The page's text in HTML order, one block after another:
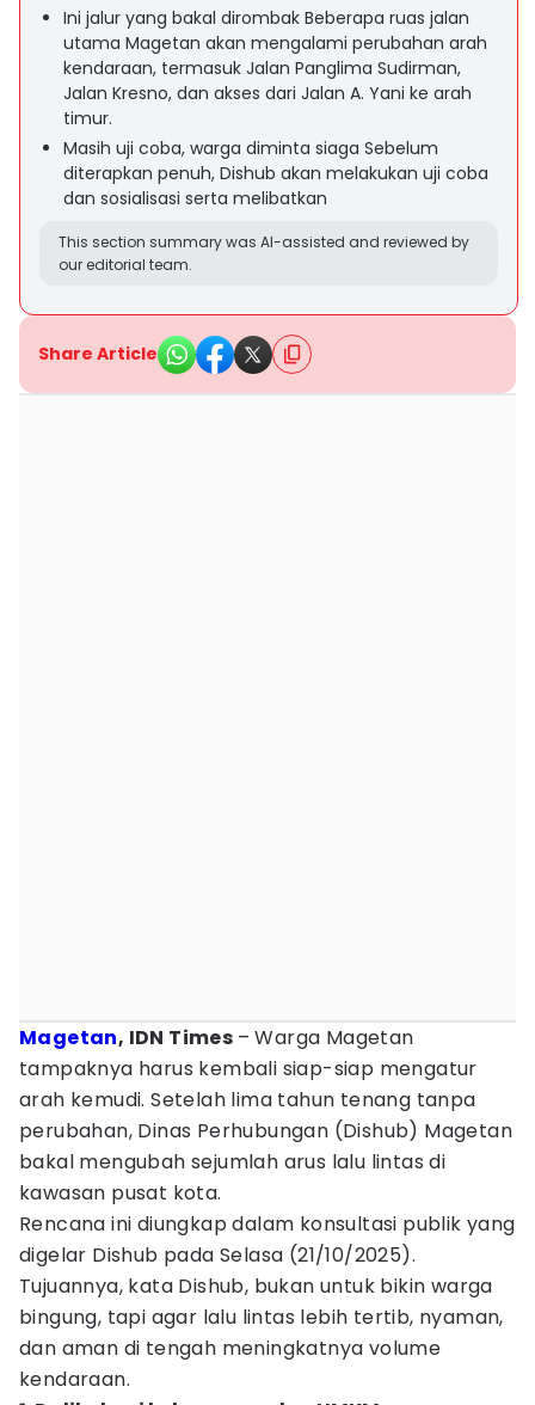
Ini jalur yang bakal dirombak Beberapa ruas jalan
utama Magetan akan mengalami perubahan arah
kendaraan, termasuk Jalan Panglima Sudirman,
Jalan Kresno, dan akses dari Jalan A. Yani ke arah
timur.
Masih uji coba, warga diminta siaga Sebelum
diterapkan penuh, Dishub akan melakukan uji coba
dan sosialisasi serta melibatkan
This section summary was AI-assisted and reviewed by
our editorial team.
Share Article
Magetan, IDN Times – Warga Magetan
tampaknya harus kembali siap-siap mengatur
arah kemudi. Setelah lima tahun tenang tanpa
perubahan, Dinas Perhubungan (Dishub) Magetan
bakal mengubah sejumlah arus lalu lintas di
kawasan pusat kota.
Rencana ini diungkap dalam konsultasi publik yang
digelar Dishub pada Selasa (21/10/2025).
Tujuannya, kata Dishub, bukan untuk bikin warga
bingung, tapi agar lalu lintas lebih tertib, nyaman,
dan aman di tengah meningkatnya volume
kendaraan.